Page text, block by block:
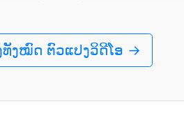
ທັງໝົດ ຕົວແປງວິດີໂອ →